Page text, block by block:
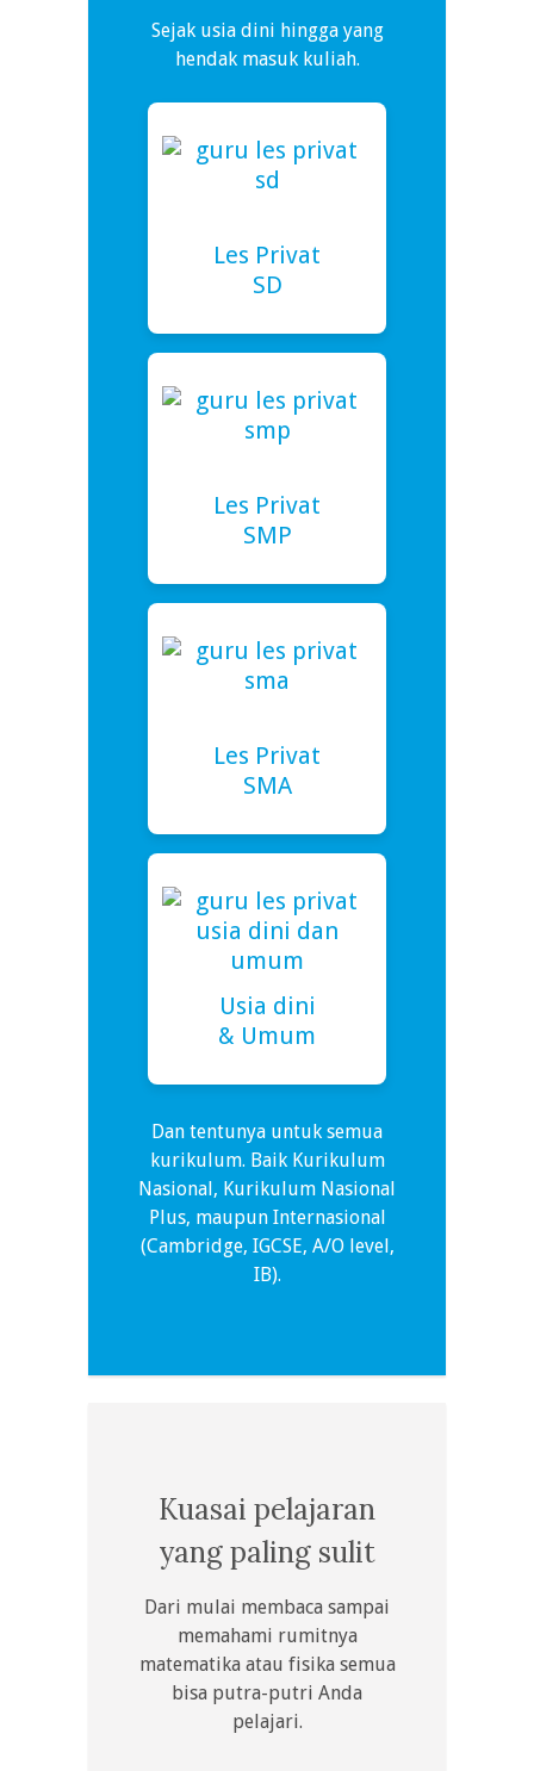
Sejak usia dini hingga yang
hendak masuk kuliah.
Les Privat
SD
Les Privat
SMP
Les Privat
SMA
Usia dini
& Umum
Dan tentunya untuk semua
kurikulum. Baik Kurikulum
Nasional, Kurikulum Nasional
Plus, maupun Internasional
(Cambridge, IGCSE, A/O level,
IB).
Kuasai pelajaran
yang paling sulit
Dari mulai membaca sampai
memahami rumitnya
matematika atau fisika semua
bisa putra-putri Anda
pelajari.